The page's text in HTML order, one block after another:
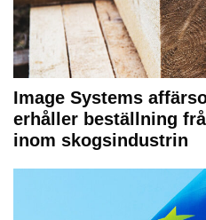
Image Systems
erhåller beställning
inom skogsindustrin